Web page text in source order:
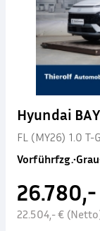
Hyundai
FL (MY26) 1.0
Vorführfzg.•Grau
22.504,- €